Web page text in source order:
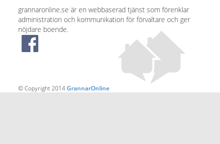
grannaronline.se är en webbaserad tjänst som förenklar
administration och kommunikation för förvaltare och ger
nöjdare boende.
© Copyright 2014GrannarOnline